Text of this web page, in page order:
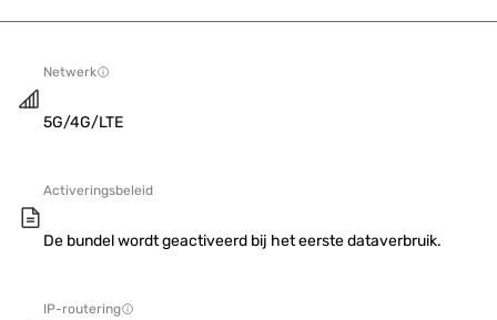
Netwerk
5G/4G/LTE
Activeringsbeleid
De bundel wordt geactiveerd bij het eerste dataverbruik.
IP-routering